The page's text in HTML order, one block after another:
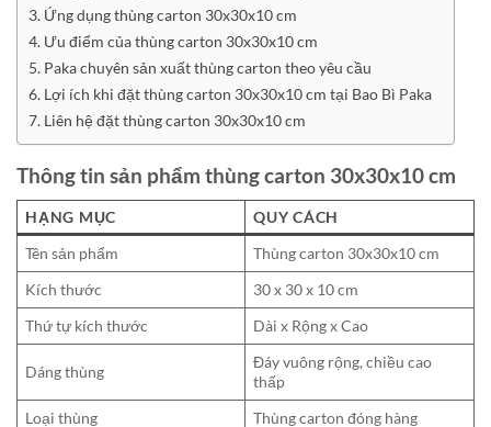
Ứng dụng thùng carton 30x30x10 cm
Ưu điểm của thùng carton 30x30x10 cm
Paka chuyên sản xuất thùng carton theo yêu cầu
Lợi ích khi đặt thùng carton 30x30x10 cm tại Bao Bì Paka
Liên hệ đặt thùng carton 30x30x10 cm
Thông tin sản phẩm thùng carton 30x30x10 cm
HẠNG MỤC
QUY CÁCH
Tên sản phẩm
Thùng carton 30x30x10 cm
Kích thước
30 x 30 x 10 cm
Thứ tự kích thước
Dài x Rộng x Cao
Dáng thùng
Đáy vuông rộng, chiều cao
thấp
Loại thùng
Thùng carton đóng hàng